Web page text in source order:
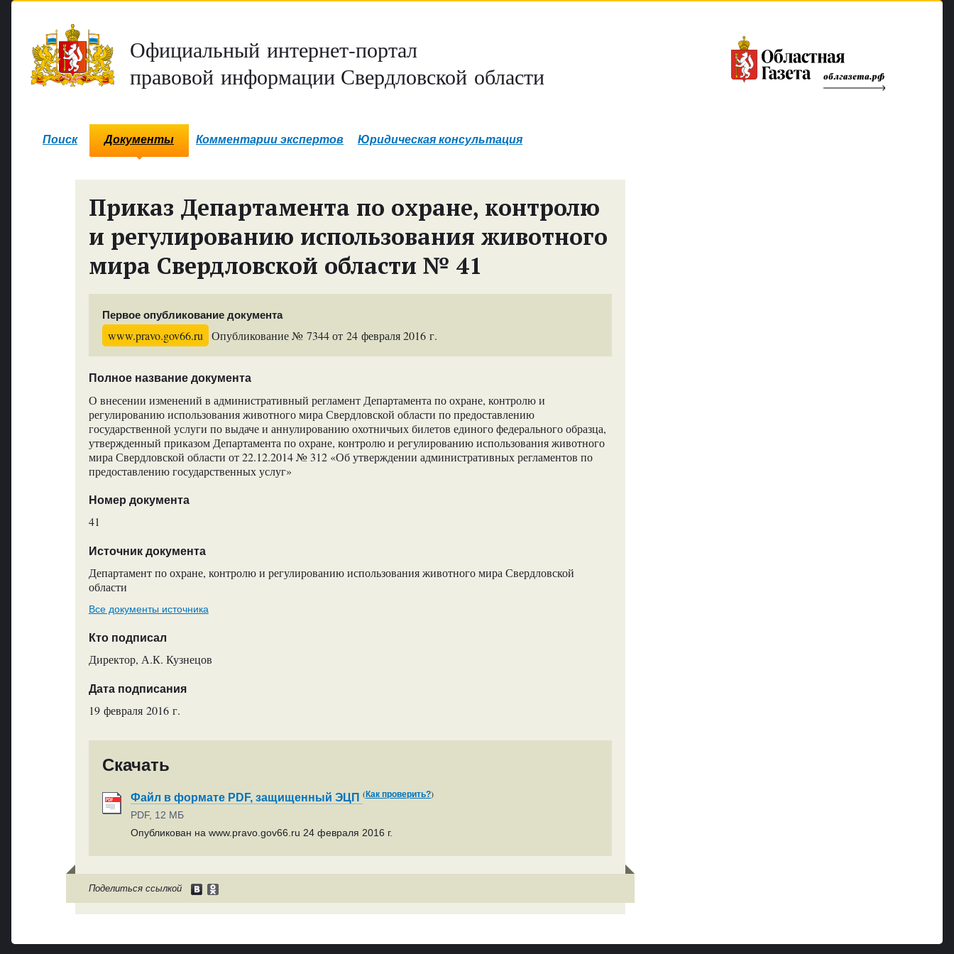
Официальный интернет-портал
правовой информации Свердловской области
Поиск Документы Комментарии экспертов Юридическая консультация
Приказ Департамента по охране, контролю
и регулированию использования животного
мира Свердловской области № 41
Первое опубликование документа
www.pravo.gov66.ru Опубликование № 7344 от 24 февраля 2016 г.
Полное название документа
О внесении изменений в административный регламент Департамента по охране, контролю и
регулированию использования животного мира Свердловской области по предоставлению
государственной услуги по выдаче и аннулированию охотничьих билетов единого федерального образца,
утвержденный приказом Департамента по охране, контролю и регулированию использования животного
мира Свердловской области от 22.12.2014 № 312 «Об утверждении административных регламентов по
предоставлению государственных услуг»
Номер документа
41
Источник документа
Департамент по охране, контролю и регулированию использования животного мира Свердловской
области
Все документы источника
Кто подписал
Директор, А.К. Кузнецов
Дата подписания
19 февраля 2016 г.
Скачать
Файл в формате PDF, защищенный ЭЦП (Как проверить?)
PDF, 12 МБ
Опубликован на www.pravo.gov66.ru 24 февраля 2016 г.
Поделиться ссылкой